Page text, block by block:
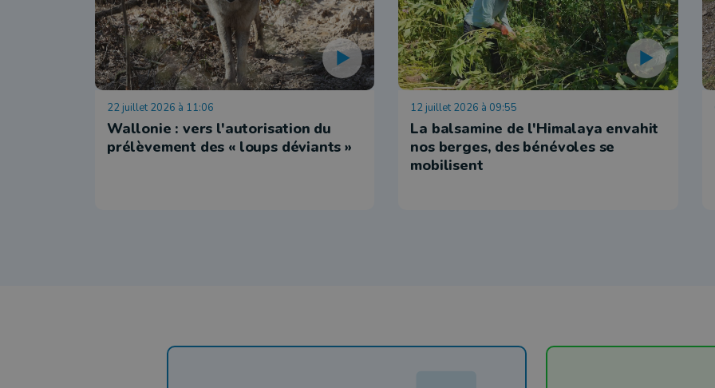
22 juillet 2026 à 11:06
Wallonie : vers l'autorisation du
prélèvement des « loups déviants »
12 juillet 2026 à 09:55
La balsamine de l'Himalaya envahit
nos berges, des bénévoles se
mobilisent